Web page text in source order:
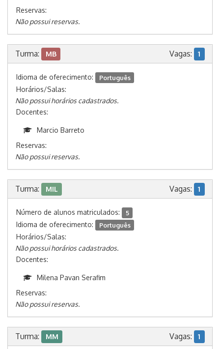
Reservas:
Não possui reservas.
Turma: MB Vagas: 1
Idioma de oferecimento: Português
Horários/Salas:
Não possui horários cadastrados.
Docentes:
Marcio Barreto
Reservas:
Não possui reservas.
Turma: MIL Vagas: 1
Número de alunos matriculados: 5
Idioma de oferecimento: Português
Horários/Salas:
Não possui horários cadastrados.
Docentes:
Milena Pavan Serafim
Reservas:
Não possui reservas.
Turma: MM Vagas: 1